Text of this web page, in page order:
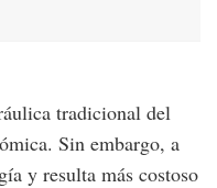
tradicional del
Sin embargo, a
y resulta más costoso